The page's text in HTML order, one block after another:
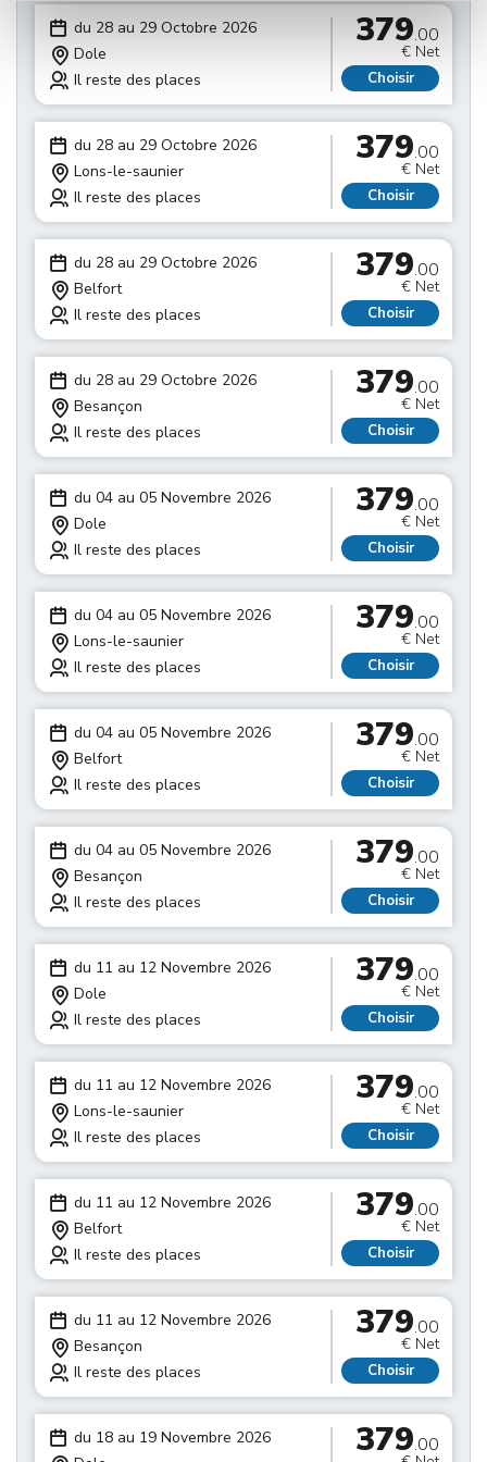
du 28 au 29 Octobre 2026
Dole
Il reste des places
379.00
€ Net
Choisir
du 28 au 29 Octobre 2026
Lons-le-saunier
Il reste des places
379.00
€ Net
Choisir
du 28 au 29 Octobre 2026
Belfort
Il reste des places
379.00
€ Net
Choisir
du 28 au 29 Octobre 2026
Besançon
Il reste des places
379.00
€ Net
Choisir
du 04 au 05 Novembre 2026
Dole
Il reste des places
379.00
€ Net
Choisir
du 04 au 05 Novembre 2026
Lons-le-saunier
Il reste des places
379.00
€ Net
Choisir
du 04 au 05 Novembre 2026
Belfort
Il reste des places
379.00
€ Net
Choisir
du 04 au 05 Novembre 2026
Besançon
Il reste des places
379.00
€ Net
Choisir
du 11 au 12 Novembre 2026
Dole
Il reste des places
379.00
€ Net
Choisir
du 11 au 12 Novembre 2026
Lons-le-saunier
Il reste des places
379.00
€ Net
Choisir
du 11 au 12 Novembre 2026
Belfort
Il reste des places
379.00
€ Net
Choisir
du 11 au 12 Novembre 2026
Besançon
Il reste des places
379.00
€ Net
Choisir
du 18 au 19 Novembre 2026
379.00